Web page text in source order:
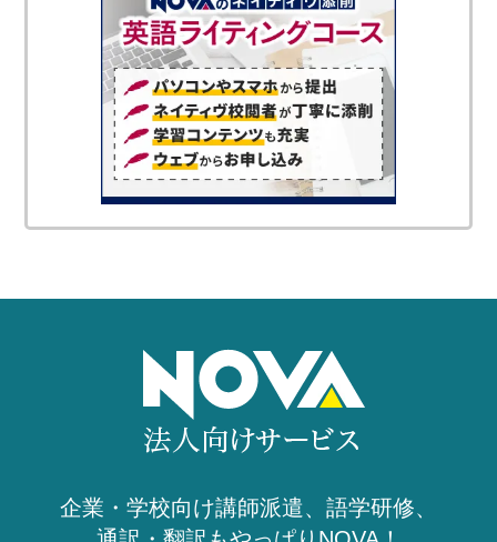
企業・学校向け講師派遣、語学研修、